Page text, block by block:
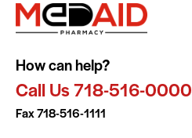
How can help?
Call Us 718-516-0000
Fax 718-516-1111